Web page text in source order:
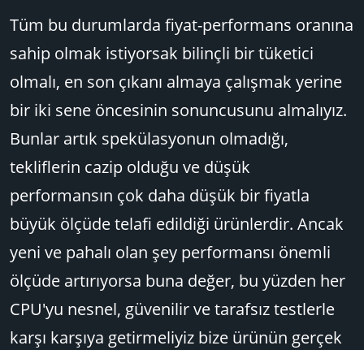
Tüm bu durumlarda fiyat-performans oranına
sahip olmak istiyorsak bilinçli bir tüketici
olmalı, en son çıkanı almaya çalışmak yerine
bir iki sene öncesinin sonuncusunu almalıyız.
Bunlar artık spekülasyonun olmadığı,
tekliflerin cazip olduğu ve düşük
performansın çok daha düşük bir fiyatla
büyük ölçüde telafi edildiği ürünlerdir. Ancak
yeni ve pahalı olan şey performansı önemli
ölçüde artırıyorsa buna değer, bu yüzden her
CPU'yu nesnel, güvenilir ve tarafsız testlerle
karşı karşıya getirmeliyiz bize ürünün gerçek